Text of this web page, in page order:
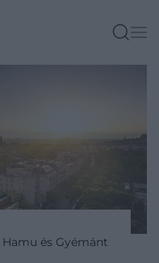
Hamu és Gyémánt